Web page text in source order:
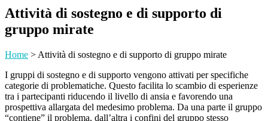
web
Attività di sostegno e di supporto di
gruppo mirate
Home > Attività di sostegno e di supporto di gruppo mirate
I gruppi di sostegno e di supporto vengono attivati per specifiche
categorie di problematiche. Questo facilita lo scambio di esperienze
tra i partecipanti riducendo il livello di ansia e favorendo una
prospettiva allargata del medesimo problema. Da una parte il gruppo
“contiene” il problema, dall’altra i confini del gruppo stesso